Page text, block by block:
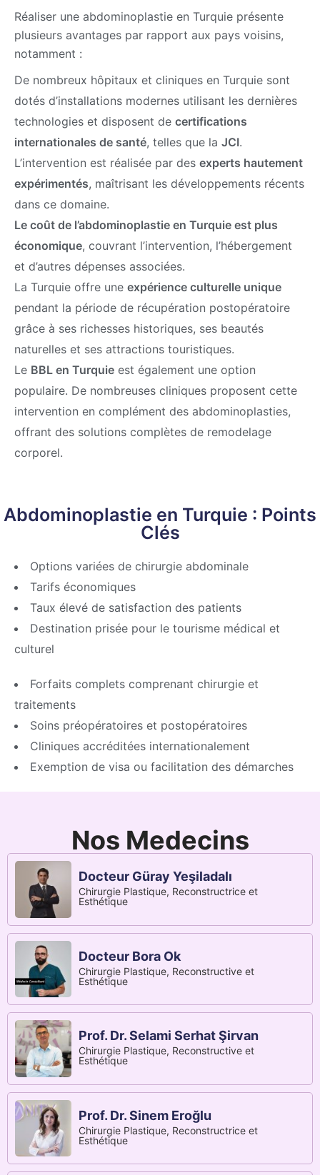
Réaliser une abdominoplastie en Turquie présente
plusieurs avantages par rapport aux pays voisins,
notamment :
De nombreux hôpitaux et cliniques en Turquie sont
dotés d’installations modernes utilisant les dernières
technologies et disposent de certifications
internationales de santé, telles que la JCI.
L’intervention est réalisée par des experts hautement
expérimentés, maîtrisant les développements récents
dans ce domaine.
Le coût de l’abdominoplastie en Turquie est plus
économique, couvrant l’intervention, l’hébergement
et d’autres dépenses associées.
La Turquie offre une expérience culturelle unique
pendant la période de récupération postopératoire
grâce à ses richesses historiques, ses beautés
naturelles et ses attractions touristiques.
Le BBL en Turquie est également une option
populaire. De nombreuses cliniques proposent cette
intervention en complément des abdominoplasties,
offrant des solutions complètes de remodelage
corporel.
Abdominoplastie en Turquie : Points
Clés
Forfaits complets comprenant chirurgie et
traitements
Soins préopératoires et postopératoires
Cliniques accréditées internationalement
Exemption de visa ou facilitation des démarches
Options variées de chirurgie abdominale
Tarifs économiques
Taux élevé de satisfaction des patients
Destination prisée pour le tourisme médical et
culturel
Nos Medecins
Docteur Güray Yeşiladalı
Chirurgie Plastique, Reconstructrice et
Esthétique
Docteur Bora Ok
Chirurgie Plastique, Reconstructive et
Esthétique
Prof. Dr. Selami Serhat Şirvan
Chirurgie Plastique, Reconstructive et
Esthétique
Prof. Dr. Sinem Eroğlu
Chirurgie Plastique, Reconstructrice et
Esthétique